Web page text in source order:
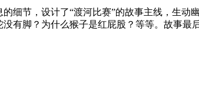
细节，设计了“渡河比赛”的故事主线，生
有脚？为什么猴子是红屁股？等等。故事最